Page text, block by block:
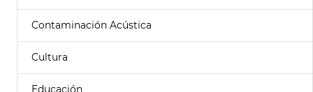
Contaminación Acústica
Cultura
Educación